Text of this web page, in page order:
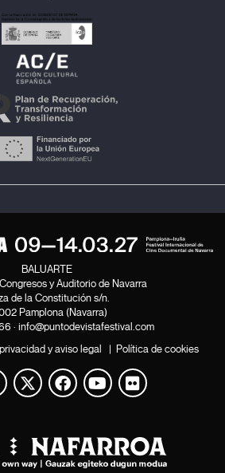
BALUARTE
y Auditorio de Navarra
de la Constitución s/n.
Pamplona (Navarra)
· info@puntodevistafestival.com
y aviso legal | Política de cookies
Twitter
Facebook
Youtube
Flickr